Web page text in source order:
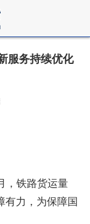
服务持续优化
，铁路货运量
有力，为保障国